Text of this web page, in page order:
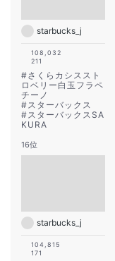
starbucks_j
108,032
211
#さくらカシススト
ロベリー白玉フラペ
チーノ
#スターバックス
#スターバックスSA
KURA
16位
starbucks_j
104,815
171